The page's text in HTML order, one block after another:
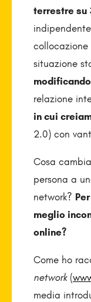
terrestre su
situazione
modificando
relazione
in cui
2.0) con
Cosa
persona a
network?
meglio
online?
Come ho
network (
media